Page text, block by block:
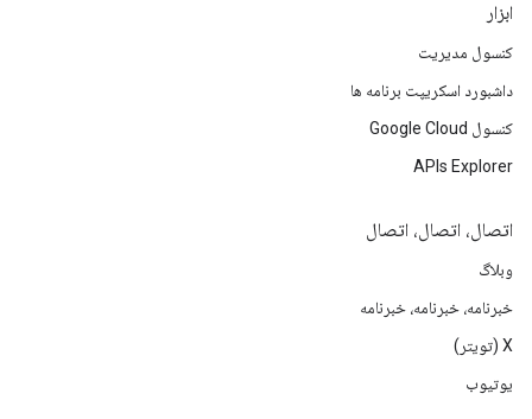
ابزار
کنسول مدیریت
داشبورد اسکریپت برنامه ها
کنسول Google Cloud
APIs Explorer
اتصال، اتصال، اتصال
وبلاگ
خبرنامه، خبرنامه، خبرنامه
X (تویتر)
یوتیوب